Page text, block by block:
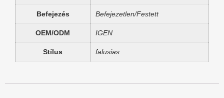
Befejezés Befejezetlen/Festett
OEM/ODM IGEN
Stílus falusias